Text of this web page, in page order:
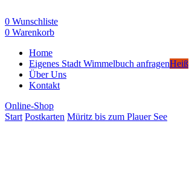
0 Wunschliste
0 Warenkorb
Home
Eigenes Stadt Wimmelbuch anfragenHeiß
Über Uns
Kontakt
Online-Shop
Start Postkarten Müritz bis zum Plauer See